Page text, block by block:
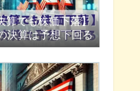
算でも株価下落】
決算は予想下回る